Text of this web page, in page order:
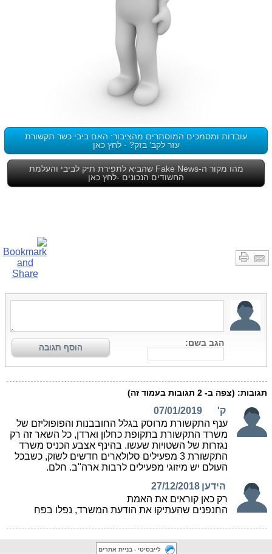
עובדות ומסמכים המוסתרים מהציבור: האם ביבי כשר תקשורת
עזר לקב' בזק? - לחץ כאן
מהו מקור ה-Fake News שהביא לתפירת תיק לביבי והעלמת
החשודים הנכונים -לחץ כאן
לייבסיטי - בניית אתרים